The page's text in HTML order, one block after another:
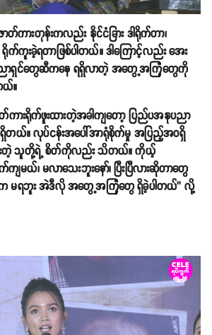
ာတ်ကားတုန်းကလည်း နိုင်ငံခြား ဒါရိုက်တာ၊
က်ကူးခဲ့ရတာဖြစ်ပါတယ်။ ဒါကြောင့်လည်း အေး
ာရှင်တွေဆီကနေ ရရှိလာတဲ့ အတွေ့အကြုံတွေကို
ယ်။
တ်ကားရိုက်ဖူးထားတဲ့အခါကျတော့ ပြည်ပအနုပညာ
တယ်။ လုပ်ငန်းအပေါ်အာရုံစိုက်မှု အပြည့်အဝရှိ
းတဲ့ သူတို့ရဲ့ စိတ်ကိုလည်း သိတယ်။ ကိုယ့်
ကျမယ်၊ မလာသေးဘူးနော်၊ ပြီးပြီလားဆိုတာတွေ
မရဘူး အဲဒီလို အတွေ့အကြုံတွေ ရှိခဲ့ပါတယ်’’ လို့